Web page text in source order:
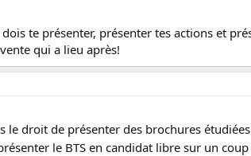
te présenter, présenter tes actions et
qui a lieu après!
droit de présenter des brochures
le BTS en candidat libre sur un